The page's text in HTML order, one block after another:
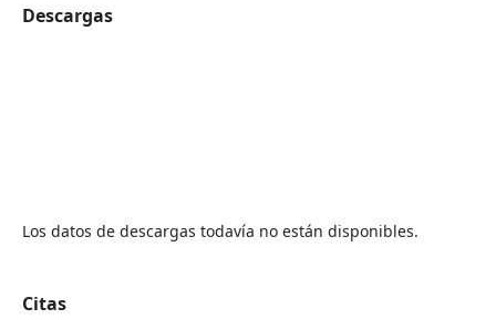
Descargas
Los datos de descargas todavía no están disponibles.
Citas